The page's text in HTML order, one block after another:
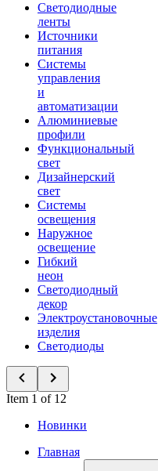
Светодиодные
ленты
Источники
питания
Системы
управления
и
автоматизации
Алюминиевые
профили
Функциональный
свет
Дизайнерский
свет
Системы
освещения
Наружное
освещение
Гибкий
неон
Светодиодный
декор
Электроустановочные
изделия
Светодиоды
Item 1 of 12
Новинки
Главная